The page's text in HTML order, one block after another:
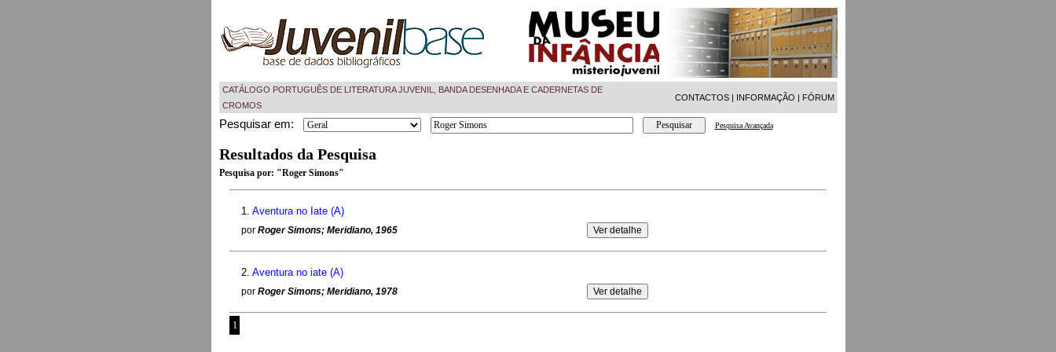
CATÁLOGO PORTUGUÊS DE LITERATURA JUVENIL, BANDA DESENHADA E CADERNETAS DE
CROMOS
CONTACTOS| INFORMAÇÃO | FÓRUM
Pesquisar em: Pesquisa Avançada
Resultados da Pesquisa
Pesquisa por: "Roger Simons"
1. Aventura no Iate (A)
por Roger Simons; Meridiano, 1965
2. Aventura no iate (A)
por Roger Simons; Meridiano, 1978
1